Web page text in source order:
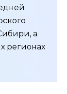
а
регионах